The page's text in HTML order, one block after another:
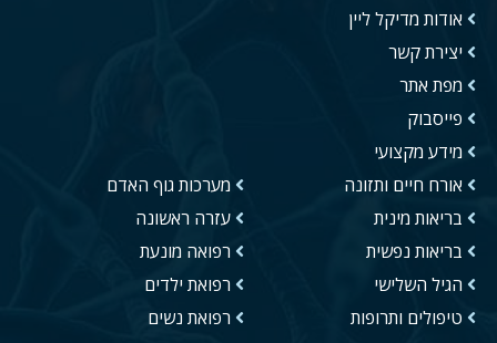
אודות מדיקל ליין
יצירת קשר
מפת אתר
פייסבוק
מידע מקצועי
אורח חיים ותזונה
בריאות מינית
בריאות נפשית
הגיל השלישי
טיפולים ותרופות
מערכות גוף האדם
עזרה ראשונה
רפואה מונעת
רפואת ילדים
רפואת נשים